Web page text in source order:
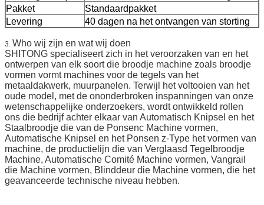
Pakket
Standaardpakket
Levering
40 dagen na het ontvangen van storting
3. Who wij zijn en wat wij doen
SHITONG specialiseert zich in het veroorzaken van en het
ontwerpen van elk soort die broodje machine zoals broodje
vormen vormt machines voor de tegels van het
metaaldakwerk, muurpanelen. Terwijl het voltooien van het
oude model, met de ononderbroken inspanningen van onze
wetenschappelijke onderzoekers, wordt ontwikkeld rollen
ons die bedrijf achter elkaar van Automatisch Knipsel en het
Staalbroodje die van de Ponsenc Machine vormen,
Automatische Knipsel en het Ponsen z-Type het vormen van
machine, de productielijn die van Verglaasd Tegelbroodje
Machine, Automatische Comité Machine vormen, Vangrail
die Machine vormen, Blinddeur die Machine vormen, die het
geavanceerde technische niveau hebben.